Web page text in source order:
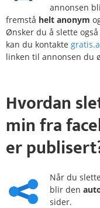
annonsen
fremstå helt anonym
Ønsker du å slette
kan du kontakte
linken til annonsen du
Hvordan
min fra
er
Når du
blir den
sider.